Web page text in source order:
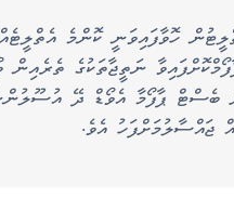
ހޮވާފައިވަނީ ކޮންމެ
ނަތީޖާތަކުގެ ތެރެއިން
ޕާފޯމާ އެވޯޑް ދޭ
އެވެ.